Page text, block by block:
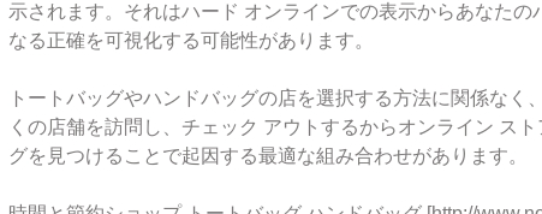
示されます。それはハード オンラインでの表示からあなた
なる正確を可視化する可能性があります。
トートバッグやハンドバッグの店を選択する方法に関係な
くの店舗を訪問し、チェック アウトするからオンライン ス
グを見つけることで起因する最適な組み合わせがあります。